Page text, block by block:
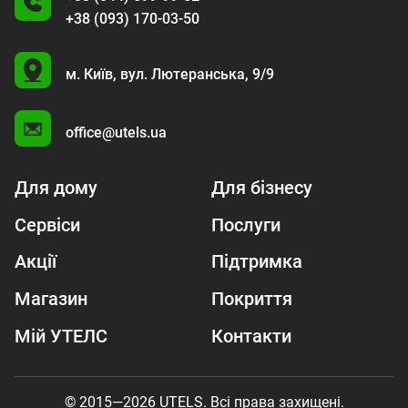
+38 (093) 170-03-50
U
м. Київ, вул. Лютеранська, 9/9
office@utels.ua
Для дому
Для бізнесу
Сервіси
Послуги
Акції
Підтримка
Магазин
Покриття
Мій УТЕЛС
Контакти
© 2015—2026 UTELS. Всі права захищені.